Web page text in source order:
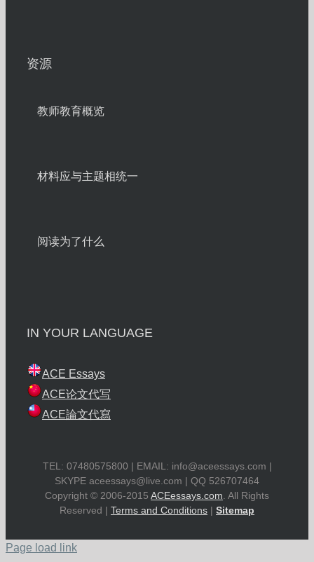
资源
教师教育概览
材料应与主题相统一
阅读为了什么
IN YOUR LANGUAGE
ACE Essays
ACE论文代写
ACE論文代寫
TEL: 07480575800 | EMAIL: info@aceessays.com |
SKYPE aceessays@live.com | QQ 526707464
Copyright © 2006-2015 ACEessays.com . All Rights
Reserved | Terms and Conditions | Sitemap
Page load link